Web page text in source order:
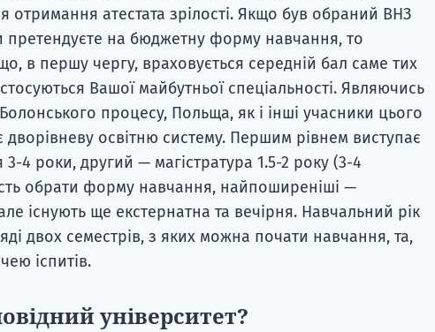
отримання атестата зрілості. Якщо був обраний ВНЗ
претендуєте на бюджетну форму навчання, то
в першу чергу, враховується середній бал саме тих
Вашої майбутньої спеціальності. Являючись
процесу, Польща, як і інші учасники цього
дворівневу освітню систему. Першим рівнем виступає
4 роки, другий — магістратура 1.5-2 року (3-4
обрати форму навчання, найпоширеніші —
існують ще екстернатна та вечірня. Навчальний рік
двох семестрів, з яких можна почати навчання, та,
іспитів.
університет?